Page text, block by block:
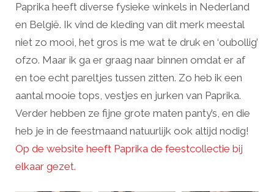
Paprika heeft diverse fysieke winkels in Nederland
en België. Ik vind de kleding van dit merk meestal
niet zo mooi, het gros is me wat te druk en ‘oubollig’
ofzo. Maar ik ga er graag naar binnen omdat er af
en toe echt pareltjes tussen zitten. Zo heb ik een
aantal mooie tops, vestjes en jurken van Paprika.
Verder hebben ze fijne grote maten panty’s, en die
heb je in de feestmaand natuurlijk ook altijd nodig!
Op de website heeft Paprika de feestcollectie bij
elkaar gezet.